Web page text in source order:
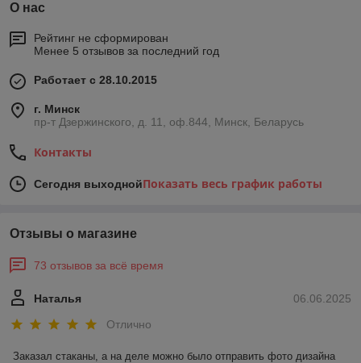
О нас
Рейтинг не сформирован
Менее 5 отзывов за последний год
Работает с 28.10.2015
г. Минск
пр-т Дзержинского, д. 11, оф.844, Минск, Беларусь
Контакты
Сегодня выходнойПоказать весь график работы
Отзывы о магазине
73 отзывов за всё время
06.06.2025
Наталья
Отлично
Заказал стаканы, а на деле можно было отправить фото дизайна